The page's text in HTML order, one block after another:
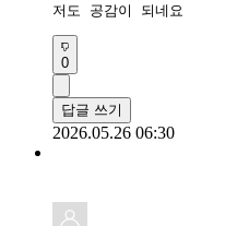
저도 공감이 되네요
0
답글 쓰기
2026.05.26 06:30